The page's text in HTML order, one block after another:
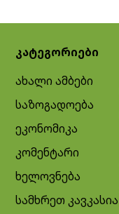
კატეგორიები
ახალი ამბები
საზოგადოება
ეკონომიკა
კომენტარი
ხელოვნება
სამხრეთ კავკასია